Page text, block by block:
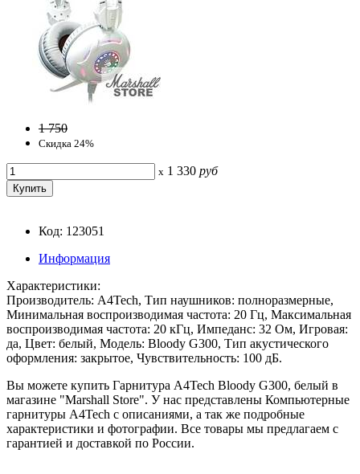
1 750
Скидка 24%
x 1 330 руб
Код: 123051
Информация
Характеристики:
Производитель: A4Tech, Тип наушников: полноразмерные,
Минимальная воспроизводимая частота: 20 Гц, Максимальная
воспроизводимая частота: 20 кГц, Импеданс: 32 Ом, Игровая:
да, Цвет: белый, Модель: Bloody G300, Тип акустического
оформления: закрытое, Чувствительность: 100 дБ.
Вы можете купить Гарнитура A4Tech Bloody G300, белый в
магазине "Marshall Store". У нас представлены Компьютерные
гарнитуры A4Tech с описаниями, а так же подробные
характеристики и фотографии. Все товары мы предлагаем с
гарантией и доставкой по России.